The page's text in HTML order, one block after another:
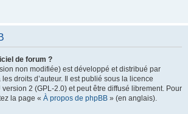
de forum ?
non modifiée) est développé et distribué par
les droits d’auteur. Il est publié sous la licence
2 (GPL-2.0) et peut être diffusé librement. Pour
la page « À propos de phpBB » (en anglais).